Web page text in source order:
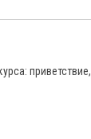
приветствие,